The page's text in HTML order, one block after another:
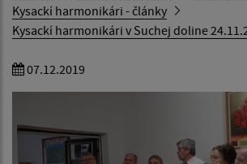
Kysackí harmonikári - články
Kysackí harmonikári v Suchej doline
07.12.2019